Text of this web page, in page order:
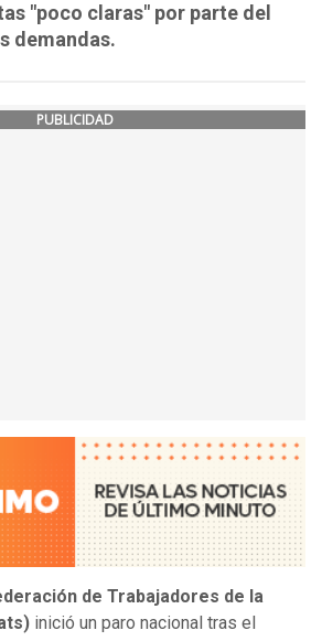
"poco claras" por parte del
demandas.
PUBLICIDAD
de Trabajadores de la
inició un paro nacional tras el